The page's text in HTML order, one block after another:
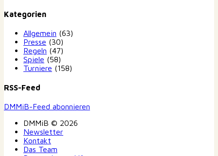
Kategorien
Allgemein (63)
Presse (30)
Regeln (47)
Spiele (58)
Turniere (158)
RSS-Feed
DMMiB-Feed abonnieren
DMMiB © 2026
Newsletter
Kontakt
Das Team